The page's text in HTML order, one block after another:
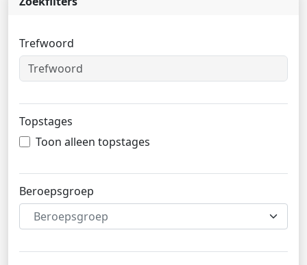
Trefwoord
Topstages
Toon alleen topstages
Beroepsgroep
Beroepsgroep